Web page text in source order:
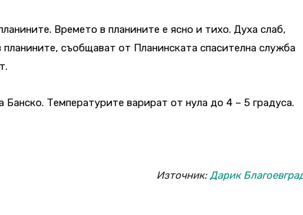
Времето в планините е ясно и тихо. Духа слаб,
съобщават от Планинската спасителна служба
Банско. Температурите варират от нула до 4 – 5 градуса.
Източник:Дарик